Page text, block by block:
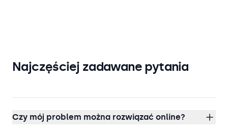
Najczęściej zadawane pytania
Czy mój problem można rozwiązać online?